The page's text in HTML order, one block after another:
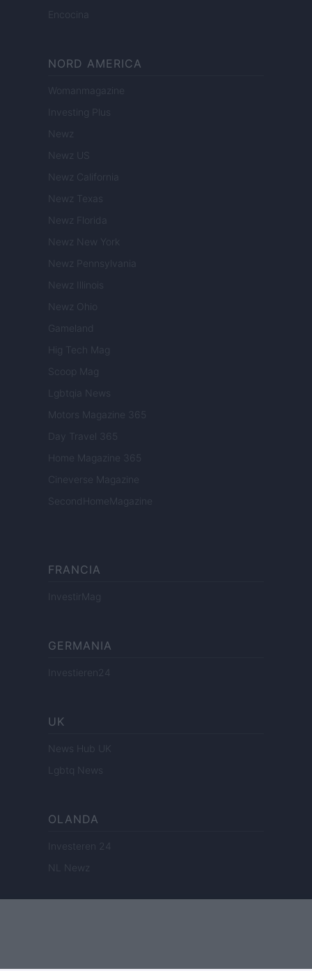
Encocina
NORD AMERICA
Womanmagazine
Investing Plus
Newz
Newz US
Newz California
Newz Texas
Newz Florida
Newz New York
Newz Pennsylvania
Newz Illinois
Newz Ohio
Gameland
Hig Tech Mag
Scoop Mag
Lgbtqia News
Motors Magazine 365
Day Travel 365
Home Magazine 365
Cineverse Magazine
SecondHomeMagazine
FRANCIA
InvestirMag
GERMANIA
Investieren24
UK
News Hub UK
Lgbtq News
OLANDA
Investeren 24
NL Newz